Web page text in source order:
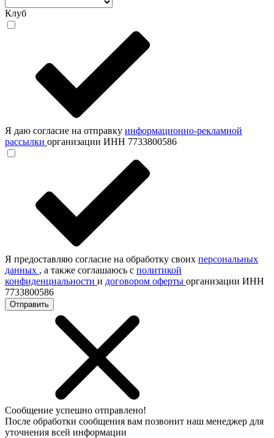
Клуб
Я даю согласие на отправку информационно-рекламной
рассылки организации ИНН 7733800586
Я предоставляю согласие на обработку своих персональных
данных , а также соглашаюсь с политикой
конфиденциальности и договором оферты организации ИНН
7733800586
Отправить
Сообщение успешно отправлено!
После обработки сообщения вам позвонит наш менеджер для
уточнения всей информации